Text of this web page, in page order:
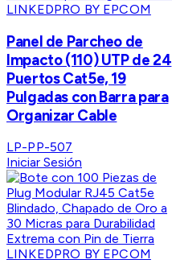
LINKEDPRO BY EPCOM
Panel de Parcheo de
Impacto (110) UTP de 24
Puertos Cat5e, 19
Pulgadas con Barra para
Organizar Cable
LP-PP-507
Iniciar Sesión
LINKEDPRO BY EPCOM